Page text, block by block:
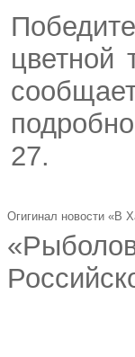
цветной
27.
Огигинал новости «В